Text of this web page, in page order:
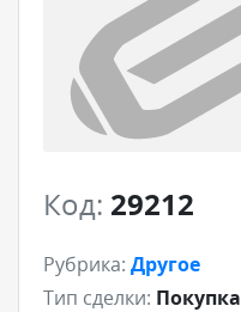
Код: 29212
Рубрика: Другое
Тип сделки: Покупка